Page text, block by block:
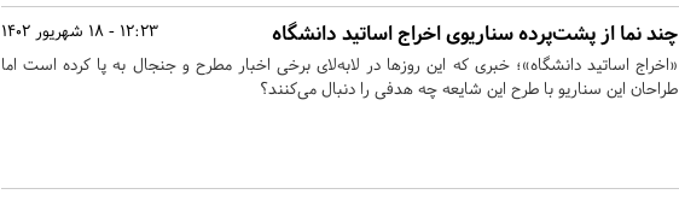
12:23 - 18 شهریور 1402 چند نما از پشت‌پرده‌ سناریوی اخراج اساتید دانشگاه
«اخراج اساتید دانشگاه»؛ خبری که این روزها در لابه‌لای برخی اخبار مطرح و جنجال به پا کرده است اما
طراحان این سناریو با طرح این شایعه چه هدفی را دنبال می‌کنند؟